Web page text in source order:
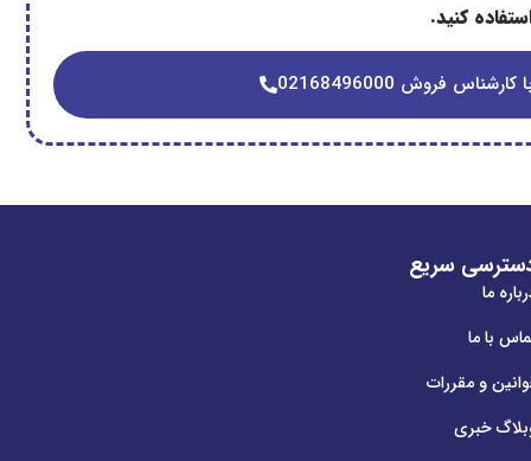
کنید.
فروش 02168496000
سریع
ما
با ما
و مقررات
خبری